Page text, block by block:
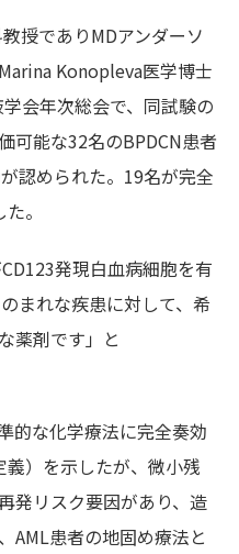
授でありMDアンダーソ
Konopleva医学博士
会年次総会で、同試験の
可能な32名のBPDCN患者
認められた。19名が完全
。
発現白血病細胞を有
まれな疾患に対して、希
薬剤です」と
的な化学療法に完全奏効
義）を示したが、微小残
発リスク要因があり、造
AML患者の地固め療法と